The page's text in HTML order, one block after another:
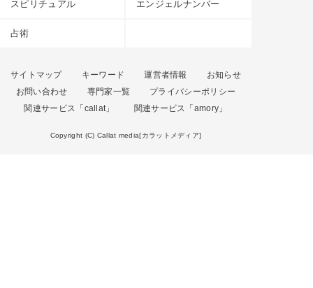
スピリチュアル エンジェルナンバー
占術
サイトマップ キーワード 運営者情報
お知らせ
お問い合わせ
専門家一覧
プライバシーポリシー
関連サービス「callat」
関連サービス「amory」
Copyright (C) Callat media[カラットメディア]